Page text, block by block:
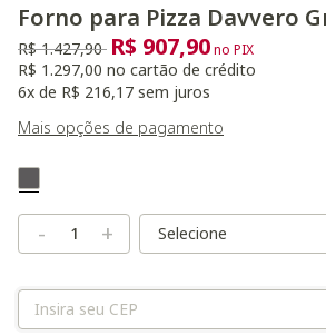
Forno para Pizza Davvero
Preço reduzido de
R$ 1.427,90 para
R$ 907,90no PIX
R$ 1.297,00 no cartão de crédito
6x de R$ 216,17 sem juros
Mais opções de pagamento
Selected
- + Variant Size
Variant Size